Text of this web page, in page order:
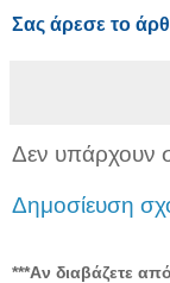
Σας άρεσε το
Δεν υπάρχουν
Δημοσίευση
***Aν διαβάζετε